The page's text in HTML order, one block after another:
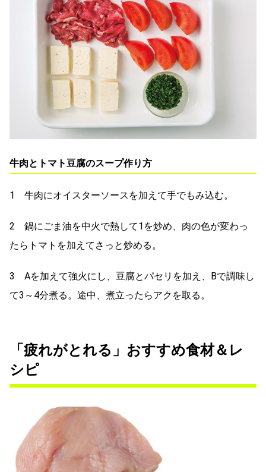
牛肉とトマト豆腐のスープ作り方
1 牛肉にオイスターソースを加えて手でもみ込む。
2 鍋にごま油を中火で熱して1を炒め、肉の色が変わっ
たらトマトを加えてさっと炒める。
3 Aを加えて強火にし、豆腐とパセリを加え、Bで調味し
て3～4分煮る。途中、煮立ったらアクを取る。
「疲れがとれる」おすすめ食材＆レ
シピ